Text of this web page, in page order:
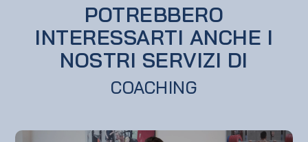
POTREBBERO
INTERESSARTI ANCHE I
NOSTRI SERVIZI DI
COACHING